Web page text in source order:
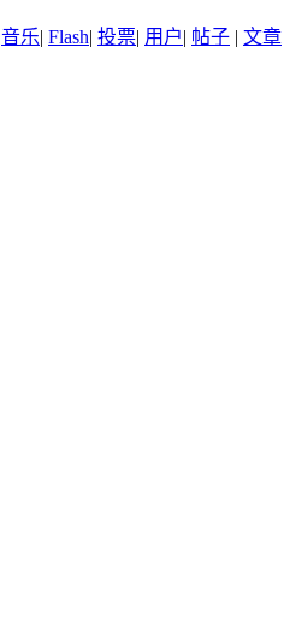
音乐| Flash| 投票| 用户| 帖子 | 文章